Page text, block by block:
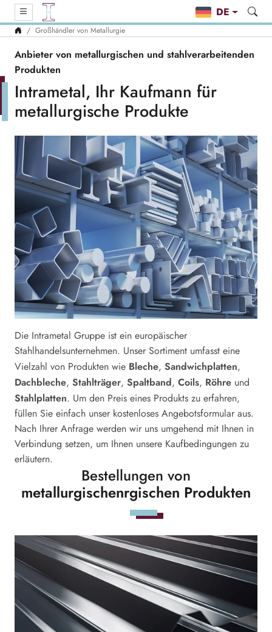
DE
Großhändler von Metallurgie
Anbieter von metallurgischen und stahlverarbeitenden
Produkten
Intrametal, Ihr Kaufmann für
metallurgische Produkte
Die Intrametal Gruppe ist ein europäischer
Stahlhandelsunternehmen. Unser Sortiment umfasst eine
Vielzahl von Produkten wie Bleche, Sandwichplatten,
Dachbleche, Stahlträger, Spaltband, Coils, Röhre und
Stahlplatten. Um den Preis eines Produkts zu erfahren,
füllen Sie einfach unser kostenloses Angebotsformular aus.
Nach Ihrer Anfrage werden wir uns umgehend mit Ihnen in
Verbindung setzen, um Ihnen unsere Kaufbedingungen zu
erläutern.
Bestellungen von
metallurgischenrgischen Produkten